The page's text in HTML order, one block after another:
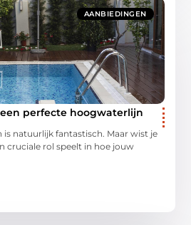
AANBIEDINGEN
perfecte hoogwaterlijn
is natuurlijk fantastisch. Maar wist je
cruciale rol speelt in hoe jouw